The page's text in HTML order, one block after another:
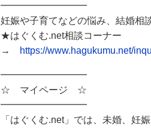
━━━━━━━━━
妊娠や子育てなどの悩み、結婚相
★はぐくむ.net相談コーナー
→
https://www.hagukumu.net/
━━━━━━━━━
☆ マイページ ☆
━━━━━━━━━
「はぐくむ.net」では、未婚、妊